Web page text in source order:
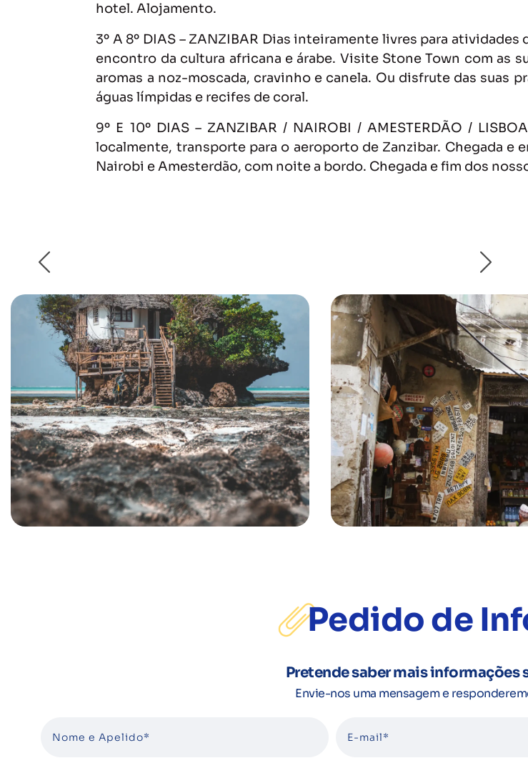
hotel. Alojamento.
3º A 8º DIAS – ZANZIBAR Dias inteiramente livres para
encontro da cultura africana e árabe. Visite Stone Town com as
aromas a noz-moscada, cravinho e canela. Ou disfrute das suas
águas límpidas e recifes de coral.
9º E 10º DIAS – ZANZIBAR / NAIROBI / AMESTERDÃO /
localmente, transporte para o aeroporto de Zanzibar. Chegada e
Nairobi e Amesterdão, com noite a bordo. Chegada e fim dos
Pedido de
Pretende saber mais informações
Envie-nos uma mensagem e